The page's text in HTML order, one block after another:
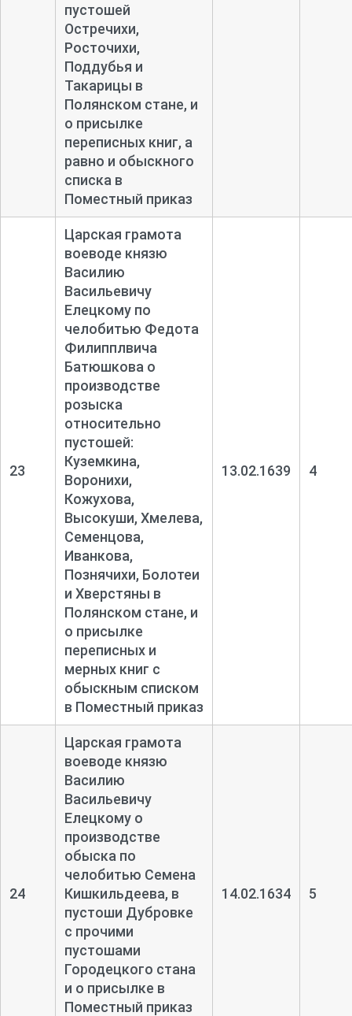
пустошей
Остречихи,
Росточихи,
Поддубья и
Такарицы в
Полянском стане, и
о присылке
переписных книг, а
равно и обыскного
списка в
Поместный приказ
23
Царская грамота
воеводе князю
Василию
Васильевичу
Елецкому по
челобитью Федота
Филипплвича
Батюшкова о
производстве
розыска
относительно
пустошей:
Куземкина,
Воронихи,
Кожухова,
Высокуши, Хмелева,
Семенцова,
Иванкова,
Познячихи, Болотеи
и Хверстяны в
Полянском стане, и
о присылке
переписных и
мерных книг с
обыскным списком
в Поместный приказ
13.02.1639 4
24
Царская грамота
воеводе князю
Василию
Васильевичу
Елецкому о
производстве
обыска по
челобитью Семена
Кишкильдеева, в
пустоши Дубровке
с прочими
пустошами
Городецкого стана
и о присылке в
Поместный приказ
14.02.1634 5